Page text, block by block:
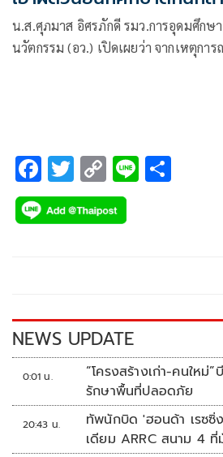
น.ส.ศุภมาส อิศรภักดี รมว.การอุดมศึกษ
นวัตกรรม (อว.) เปิดเผยว่า จากเหตุก
F
ac
e
k
T
wi
tt
C
o
p
k
Li
NEWS UPDATE
0:01 น.
“โครงสร้างเก่า-คนใหม่”บีอาร์เอ็น
รักษาพื้นที่ปลอดภัย
20:43 น.
ทัพนักบิด 'ฮอนด้า เรซซิ่
เดียม ARRC สนาม 4 ที่